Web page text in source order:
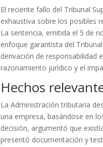
El reciente fallo del Tribunal
exhaustiva sobre los posibles
La sentencia, emitida el 5 de
enfoque garantista del
derivación de responsabilidad
razonamiento jurídico y el
Hechos
La Administración tributaria
una empresa, basándose en
decisión, argumentó que
presentó documentación y